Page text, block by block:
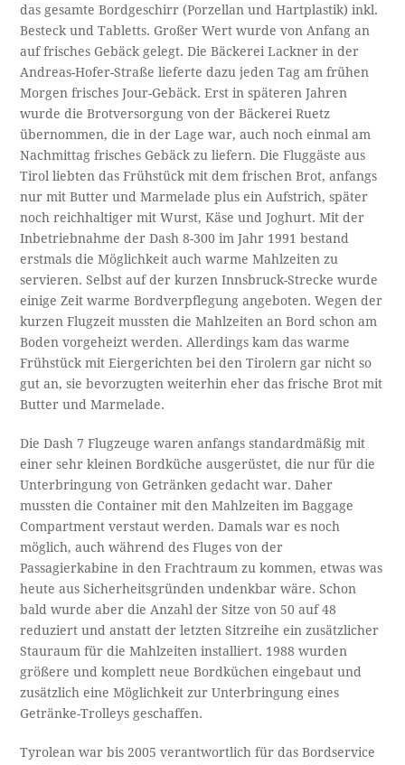
das gesamte Bordgeschirr (Porzellan und Hartplastik) inkl.
Besteck und Tabletts. Großer Wert wurde von Anfang an
auf frisches Gebäck gelegt. Die Bäckerei Lackner in der
Andreas-Hofer-Straße lieferte dazu jeden Tag am frühen
Morgen frisches Jour-Gebäck. Erst in späteren Jahren
wurde die Brotversorgung von der Bäckerei Ruetz
übernommen, die in der Lage war, auch noch einmal am
Nachmittag frisches Gebäck zu liefern. Die Fluggäste aus
Tirol liebten das Frühstück mit dem frischen Brot, anfangs
nur mit Butter und Marmelade plus ein Aufstrich, später
noch reichhaltiger mit Wurst, Käse und Joghurt. Mit der
Inbetriebnahme der Dash 8-300 im Jahr 1991 bestand
erstmals die Möglichkeit auch warme Mahlzeiten zu
servieren. Selbst auf der kurzen Innsbruck-Strecke wurde
einige Zeit warme Bordverpflegung angeboten. Wegen der
kurzen Flugzeit mussten die Mahlzeiten an Bord schon am
Boden vorgeheizt werden. Allerdings kam das warme
Frühstück mit Eiergerichten bei den Tirolern gar nicht so
gut an, sie bevorzugten weiterhin eher das frische Brot mit
Butter und Marmelade.
Die Dash 7 Flugzeuge waren anfangs standardmäßig mit
einer sehr kleinen Bordküche ausgerüstet, die nur für die
Unterbringung von Getränken gedacht war. Daher
mussten die Container mit den Mahlzeiten im Baggage
Compartment verstaut werden. Damals war es noch
möglich, auch während des Fluges von der
Passagierkabine in den Frachtraum zu kommen, etwas was
heute aus Sicherheitsgründen undenkbar wäre. Schon
bald wurde aber die Anzahl der Sitze von 50 auf 48
reduziert und anstatt der letzten Sitzreihe ein zusätzlicher
Stauraum für die Mahlzeiten installiert. 1988 wurden
größere und komplett neue Bordküchen eingebaut und
zusätzlich eine Möglichkeit zur Unterbringung eines
Getränke-Trolleys geschaffen.
Tyrolean war bis 2005 verantwortlich für das Bordservice